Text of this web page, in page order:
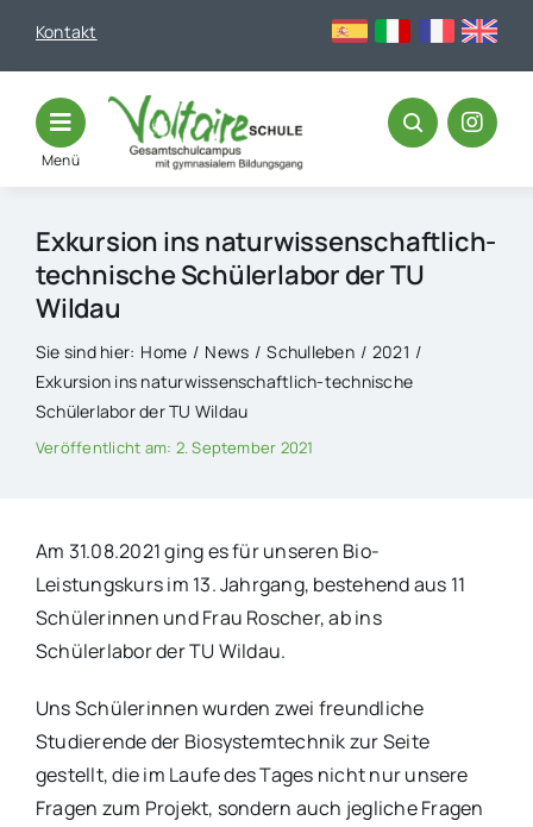
Kontakt
Menü
Exkursion ins naturwissenschaftlich-
technische Schülerlabor der TU
Wildau
Sie sind hier: Home News Schulleben
2021
Exkursion ins naturwissenschaftlich-technische
Schülerlabor der TU Wildau
Veröffentlicht am: 2. September 2021
Am 31.08.2021 ging es für unseren Bio-
Leistungskurs im 13. Jahrgang, bestehend aus 11
Schülerinnen und Frau Roscher, ab ins
Schülerlabor der TU Wildau.
Uns Schülerinnen wurden zwei freundliche
Studierende der Biosystemtechnik zur Seite
gestellt, die im Laufe des Tages nicht nur unsere
Fragen zum Projekt, sondern auch jegliche Fragen